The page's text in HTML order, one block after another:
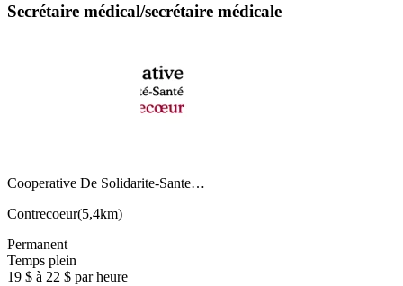
Secrétaire médical/secrétaire médicale
Cooperative De Solidarite-Sante…
Contrecoeur(5,4km)
Permanent
Temps plein
19 $ à 22 $ par heure